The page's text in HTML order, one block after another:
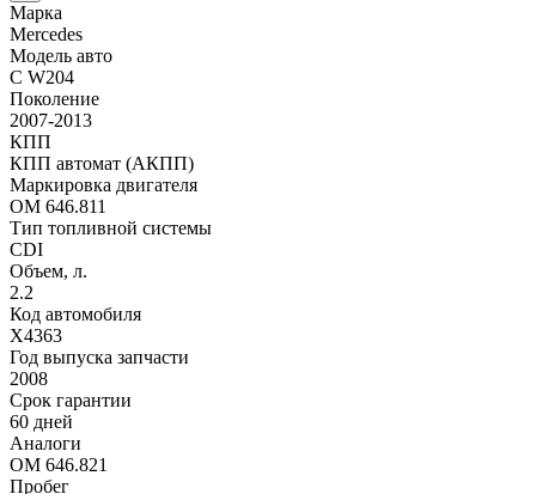
Марка
Mercedes
Модель авто
C W204
Поколение
2007-2013
КПП
КПП автомат (АКПП)
Маркировка двигателя
OM 646.811
Тип топливной системы
CDI
Объем, л.
2.2
Код автомобиля
X4363
Год выпуска запчасти
2008
Срок гарантии
60 дней
Аналоги
OM 646.821
Пробег